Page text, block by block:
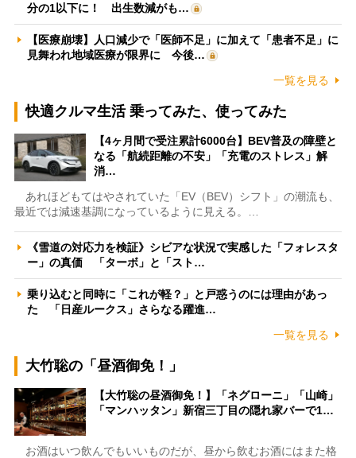
分の1以下に！ 出生数減がも…
【医療崩壊】人口減少で「医師不足」に加えて「患者不足」に
見舞われ地域医療が限界に 今後…
一覧を見る
快適クルマ生活 乗ってみた、使ってみた
【4ヶ月間で受注累計6000台】BEV普及の障壁と
なる「航続距離の不安」「充電のストレス」解
消…
あれほどもてはやされていた「EV（BEV）シフト」の潮流も、
最近では減速基調になっているように見える。…
《雪道の対応力を検証》シビアな状況で実感した「フォレスタ
ー」の真価 「ターボ」と「スト…
乗り込むと同時に「これが軽？」と戸惑うのには理由があっ
た 「日産ルークス」さらなる躍進…
一覧を見る
大竹聡の「昼酒御免！」
【大竹聡の昼酒御免！】「ネグローニ」「山崎」
「マンハッタン」新宿三丁目の隠れ家バーで1…
お酒はいつ飲んでもいいものだが、昼から飲むお酒にはまた格